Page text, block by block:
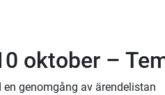
oktober –
genomgång av ärendelistan